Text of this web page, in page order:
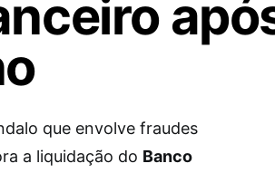
que envolve fraudes
a liquidação do Banco